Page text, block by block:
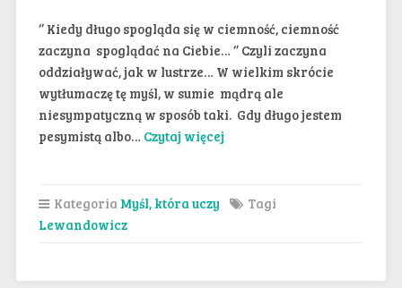
‘’ Kiedy długo spogląda się w ciemność, ciemność
zaczyna spoglądać na Ciebie… ‘’ Czyli zaczyna
oddziaływać, jak w lustrze… W wielkim skrócie
wytłumaczę tę myśl, w sumie mądrą ale
niesympatyczną w sposób taki. Gdy długo jestem
pesymistą albo… Czytaj więcej
Kategoria Myśl, która uczy
Tagi
Lewandowicz